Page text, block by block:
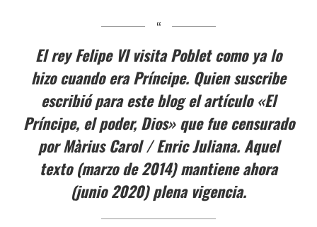
El rey Felipe VI visita Poblet como ya lo
hizo cuando era Príncipe. Quien suscribe
escribió para este blog el artículo «El
Príncipe, el poder, Dios» que fue censurado
por Màrius Carol / Enric Juliana. Aquel
texto (marzo de 2014) mantiene ahora
(junio 2020) plena vigencia.